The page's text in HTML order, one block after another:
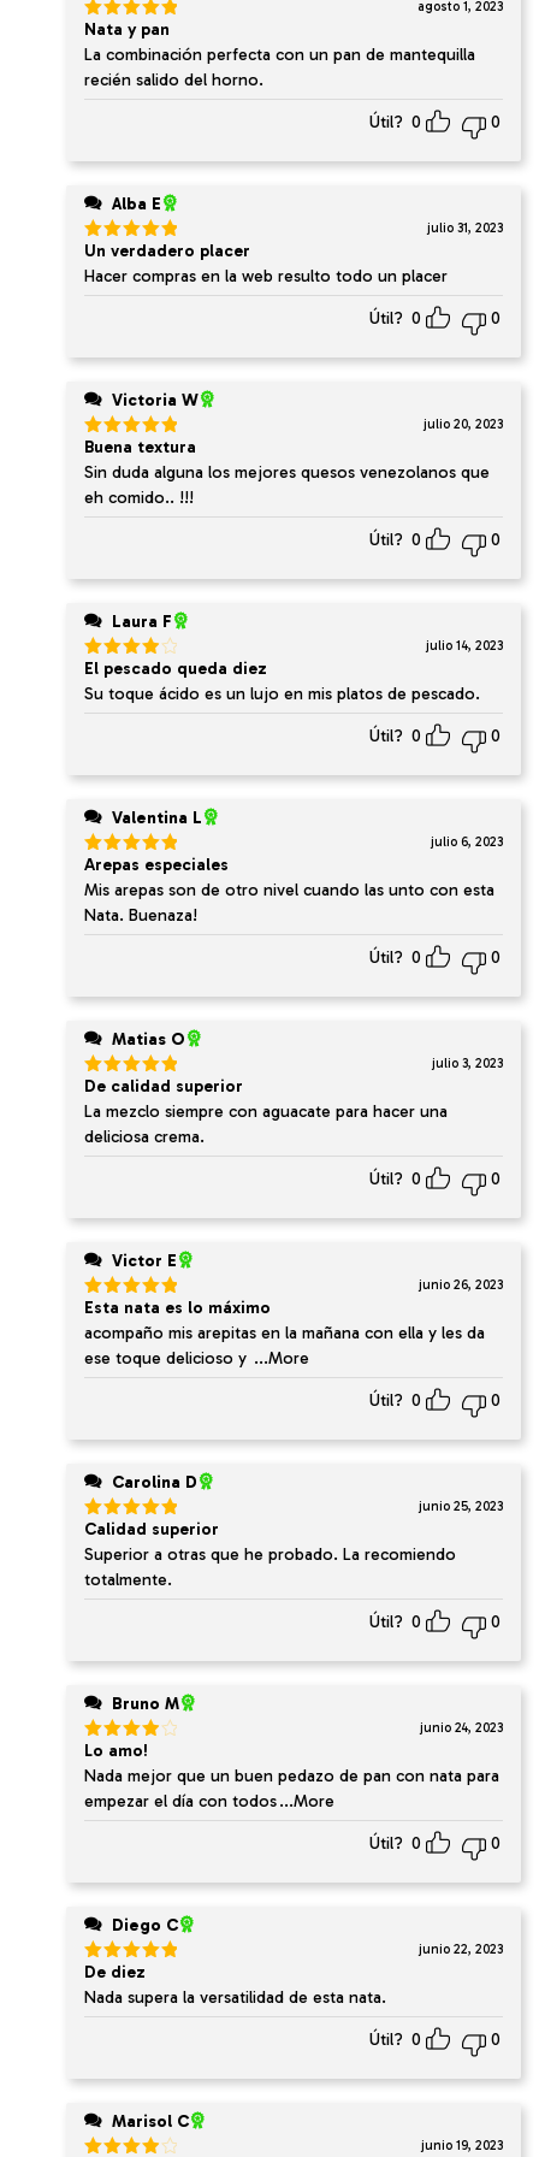
Valorado
en5de 5
agosto 1, 2023
Nata y pan
La combinación perfecta con un pan de mantequilla
recién salido del horno.
Útil? 0 0
Alba E
Valorado
en 5de 5
julio 31, 2023
Un verdadero placer
Hacer compras en la web resulto todo un placer
Útil? 0 0
Victoria W
Valorado
en 5de 5
julio 20, 2023
Buena textura
Sin duda alguna los mejores quesos venezolanos que
eh comido.. !!!
Útil? 0 0
Laura F
Valorado
en4de
5
julio 14, 2023
El pescado queda diez
Su toque ácido es un lujo en mis platos de pescado.
Útil? 0 0
Valentina L
Valorado
en 5de 5
julio 6, 2023
Arepas especiales
Mis arepas son de otro nivel cuando las unto con esta
Nata. Buenaza!
Útil? 0 0
Matias O
Valorado
en5 de 5
julio 3, 2023
De calidad superior
La mezclo siempre con aguacate para hacer una
deliciosa crema.
Útil? 0 0
Victor E
Valorado
en5de 5
junio 26, 2023
Esta nata es lo máximo
acompaño mis arepitas en la mañana con ella y les da
ese toque delicioso y ...More
Útil? 0 0
Carolina D
Valorado
en 5de 5
junio 25, 2023
Calidad superior
Superior a otras que he probado. La recomiendo
totalmente.
Útil? 0 0
Bruno M
Valorado
en4 de
5
junio 24, 2023
Lo amo!
Nada mejor que un buen pedazo de pan con nata para
empezar el día con todos...More
Útil? 0 0
Diego C
Valorado
en5 de 5
junio 22, 2023
De diez
Nada supera la versatilidad de esta nata.
Útil? 0 0
Marisol C
junio 19, 2023